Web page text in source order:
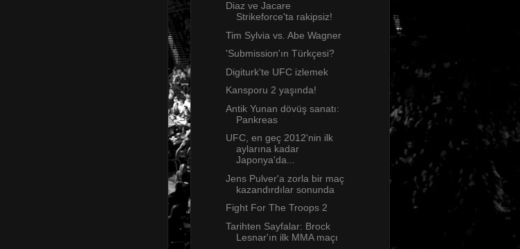
Diaz ve Jacare
Strikeforce'ta rakipsiz!
Tim Sylvia vs. Abe Wagner
'Submission'ın Türkçesi?
Digiturk'te UFC izlemek
Kansporu 2 yaşında!
Antik Yunan dövüş sanatı:
Pankreas
UFC, en geç 2012'nin ilk
aylarına kadar
Japonya'da...
Jens Pulver'a zorla bir maç
kazandırdılar sonunda
Fight For The Troops 2
Tarihten Sayfalar: Brock
Lesnar'ın ilk MMA maçı